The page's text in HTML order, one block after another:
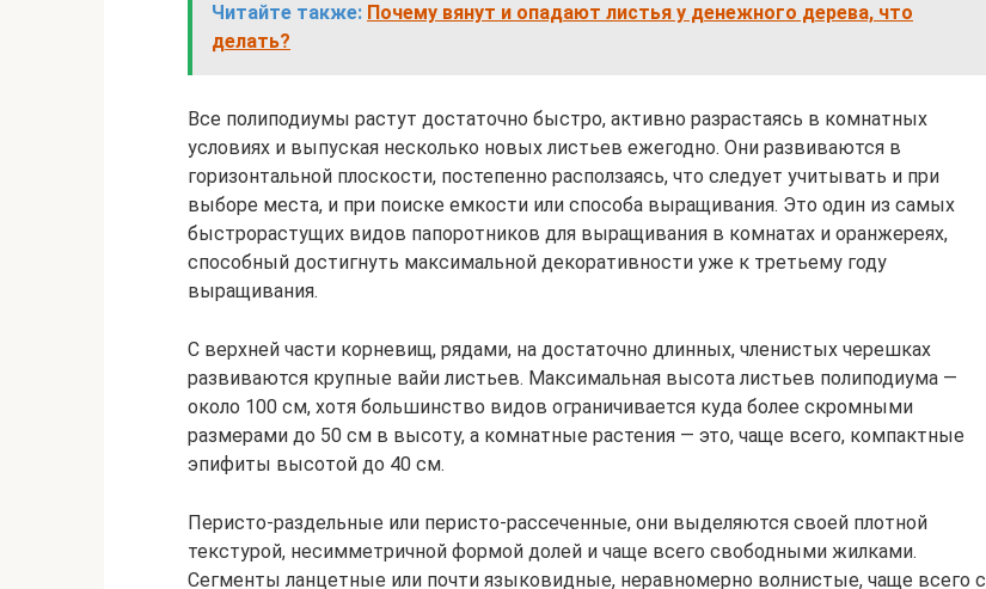
Читайте также: Почему вянут и опадают листья у денежного дерева, что
делать?
Все полиподиумы растут достаточно быстро, активно разрастаясь в комнатных
условиях и выпуская несколько новых листьев ежегодно. Они развиваются в
горизонтальной плоскости, постепенно расползаясь, что следует учитывать и при
выборе места, и при поиске емкости или способа выращивания. Это один из самых
быстрорастущих видов папоротников для выращивания в комнатах и оранжереях,
способный достигнуть максимальной декоративности уже к третьему году
выращивания.
С верхней части корневищ, рядами, на достаточно длинных, членистых черешках
развиваются крупные вайи листьев. Максимальная высота листьев полиподиума —
около 100 см, хотя большинство видов ограничивается куда более скромными
размерами до 50 см в высоту, а комнатные растения — это, чаще всего, компактные
эпифиты высотой до 40 см.
Перисто-раздельные или перисто-рассеченные, они выделяются своей плотной
текстурой, несимметричной формой долей и чаще всего свободными жилками.
Сегменты ланцетные или почти языковидные, неравномерно волнистые, чаще всего с